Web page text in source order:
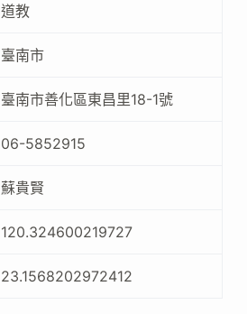
道教
臺南市
臺南市善化區東昌里18-1號
06-5852915
蘇貴賢
120.324600219727
23.1568202972412